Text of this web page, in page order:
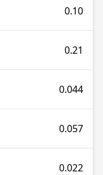
0.10
0.21
0.044
0.057
0.022